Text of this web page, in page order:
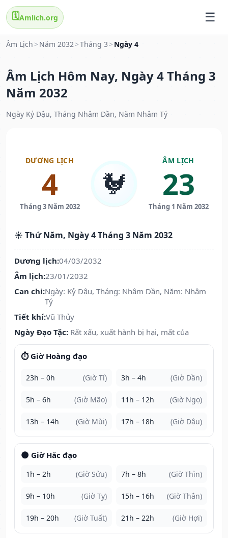
🗓️Amlich.org
Âm Lịch > Năm 2032>Tháng 3 > Ngày 4
Âm Lịch Hôm Nay, Ngày 4 Tháng 3
Năm 2032
Ngày Kỷ Dậu, Tháng Nhâm Dần, Năm Nhâm Tý
DƯƠNG LỊCH
4
Tháng 3 Năm 2032
🐓
ÂM LỊCH
23
Tháng 1 Năm 2032
☀️ Thứ Năm, Ngày 4 Tháng 3 Năm 2032
Dương lịch:04/03/2032
Âm lịch:23/01/2032
Can chi:Ngày: Kỷ Dậu, Tháng: Nhâm Dần, Năm: Nhâm
Tý
Tiết khí:Vũ Thủy
Ngày Đạo Tặc: Rất xấu, xuất hành bị hại, mất của
⏱️ Giờ Hoàng đạo
23h – 0h (Giờ Tí) 3h – 4h (Giờ Dần)
5h – 6h (Giờ Mão) 11h – 12h (Giờ Ngọ)
13h – 14h (Giờ Mùi) 17h – 18h (Giờ Dậu)
🌑 Giờ Hắc đạo
1h – 2h (Giờ Sửu) 7h – 8h (Giờ Thìn)
9h – 10h (Giờ Tỵ) 15h – 16h (Giờ Thân)
19h – 20h (Giờ Tuất) 21h – 22h (Giờ Hợi)